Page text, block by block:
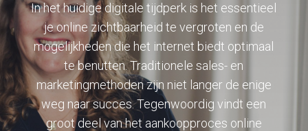
In het huidige digitale tijdperk is het essentieel
je online zichtbaarheid te vergroten en de
mogelijkheden die het internet biedt optimaal
te benutten. Traditionele sales- en
marketingmethoden zijn niet langer de enige
weg naar succes. Tegenwoordig vindt een
groot deel van het aankoopproces online